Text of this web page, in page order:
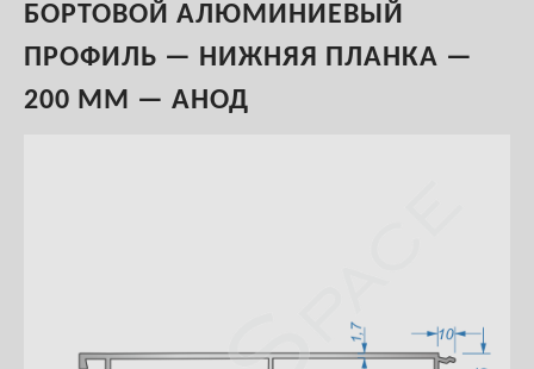
БОРТОВОЙ АЛЮМИНИЕВЫЙ
ПРОФИЛЬ — НИЖНЯЯ ПЛАНКА —
200 ММ — АНОД